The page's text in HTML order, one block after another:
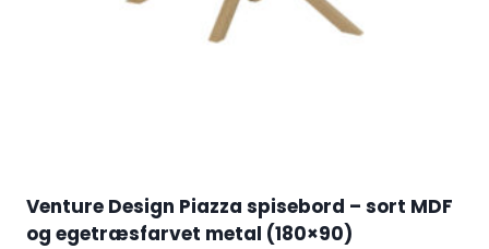
Venture Design Piazza spisebord – sort MDF
og egetræsfarvet metal (180×90)